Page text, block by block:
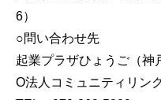
6）
○問い合わせ先
起業プラザひょうご（
O法人コミュニティリンク